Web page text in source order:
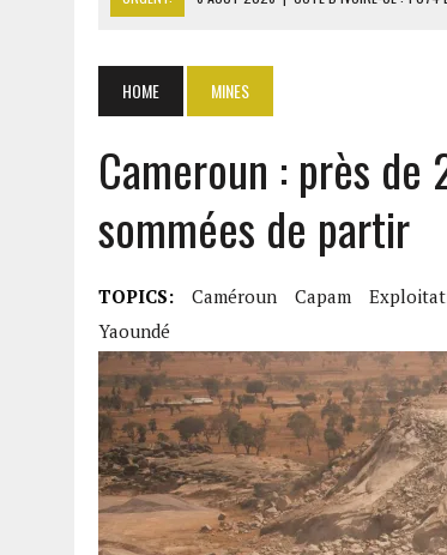
6 AOÛT 2026 | MONDIAL 2030 : INFANTINO ACCUSÉ
SÉNÉGAL : ABDOU KHADIR SOW
HOME MINES
Cameroun : près
sommées de partir
TOPICS: Caméroun Capam
Yaoundé